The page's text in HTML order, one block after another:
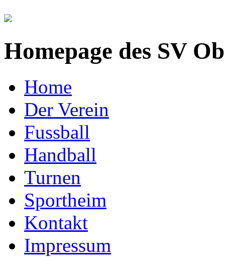
Homepage des SV
Home
Der Verein
Fussball
Handball
Turnen
Sportheim
Kontakt
Impressum